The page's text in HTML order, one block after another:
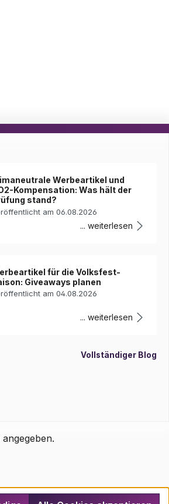
Werbeartikel und
Kompensation: Was hält der
stand?
am 06.08.2026
... weiterlesen
für die Volksfest-
Giveaways planen
am 04.08.2026
... weiterlesen
Vollständiger Blog